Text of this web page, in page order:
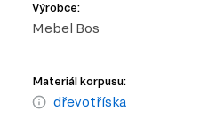
Výrobce:
Mebel Bos
Materiál korpusu:
dřevotříska